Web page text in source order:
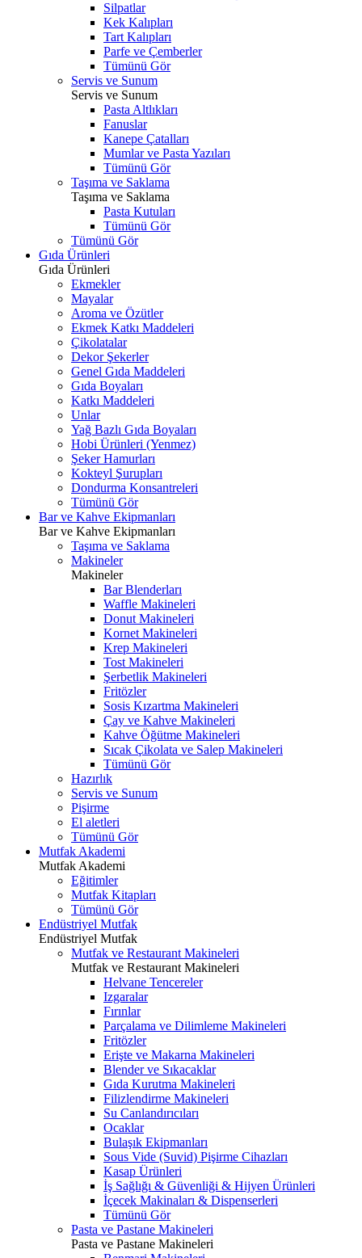
Silpatlar
Kek Kalıpları
Tart Kalıpları
Parfe ve Çemberler
Tümünü Gör
Servis ve Sunum
Servis ve Sunum
Pasta Altlıkları
Fanuslar
Kanepe Çatalları
Mumlar ve Pasta Yazıları
Tümünü Gör
Taşıma ve Saklama
Taşıma ve Saklama
Pasta Kutuları
Tümünü Gör
Tümünü Gör
Gıda Ürünleri
Gıda Ürünleri
Ekmekler
Mayalar
Aroma ve Özütler
Ekmek Katkı Maddeleri
Çikolatalar
Dekor Şekerler
Genel Gıda Maddeleri
Gıda Boyaları
Katkı Maddeleri
Unlar
Yağ Bazlı Gıda Boyaları
Hobi Ürünleri (Yenmez)
Şeker Hamurları
Kokteyl Şurupları
Dondurma Konsantreleri
Tümünü Gör
Bar ve Kahve Ekipmanları
Bar ve Kahve Ekipmanları
Taşıma ve Saklama
Makineler
Makineler
Bar Blenderları
Waffle Makineleri
Donut Makineleri
Kornet Makineleri
Krep Makineleri
Tost Makineleri
Şerbetlik Makineleri
Fritözler
Sosis Kızartma Makineleri
Çay ve Kahve Makineleri
Kahve Öğütme Makineleri
Sıcak Çikolata ve Salep Makineleri
Tümünü Gör
Hazırlık
Servis ve Sunum
Pişirme
El aletleri
Tümünü Gör
Mutfak Akademi
Mutfak Akademi
Eğitimler
Mutfak Kitapları
Tümünü Gör
Endüstriyel Mutfak
Endüstriyel Mutfak
Mutfak ve Restaurant Makineleri
Mutfak ve Restaurant Makineleri
Helvane Tencereler
Izgaralar
Fırınlar
Parçalama ve Dilimleme Makineleri
Fritözler
Erişte ve Makarna Makineleri
Blender ve Sıkacaklar
Gıda Kurutma Makineleri
Filizlendirme Makineleri
Su Canlandırıcıları
Ocaklar
Bulaşık Ekipmanları
Sous Vide (Suvid) Pişirme Cihazları
Kasap Ürünleri
İş Sağlığı & Güvenliği & Hijyen Ürünleri
İçecek Makinaları & Dispenserleri
Tümünü Gör
Pasta ve Pastane Makineleri
Pasta ve Pastane Makineleri